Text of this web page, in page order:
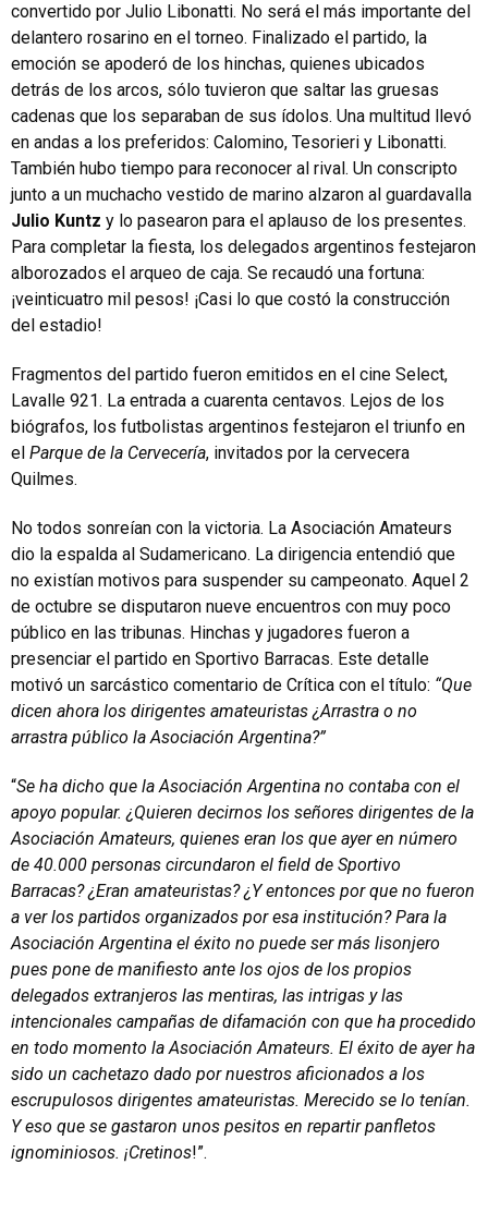
convertido por Julio Libonatti. No será el más importante del
delantero rosarino en el torneo. Finalizado el partido, la
emoción se apoderó de los hinchas, quienes ubicados
detrás de los arcos, sólo tuvieron que saltar las gruesas
cadenas que los separaban de sus ídolos. Una multitud llevó
en andas a los preferidos: Calomino, Tesorieri y Libonatti.
También hubo tiempo para reconocer al rival. Un conscripto
junto a un muchacho vestido de marino alzaron al guardavalla
Julio Kuntz y lo pasearon para el aplauso de los presentes.
Para completar la fiesta, los delegados argentinos festejaron
alborozados el arqueo de caja. Se recaudó una fortuna:
¡veinticuatro mil pesos! ¡Casi lo que costó la construcción
del estadio!
Fragmentos del partido fueron emitidos en el cine Select,
Lavalle 921. La entrada a cuarenta centavos. Lejos de los
biógrafos, los futbolistas argentinos festejaron el triunfo en
el Parque de la Cervecería, invitados por la cervecera
Quilmes.
No todos sonreían con la victoria. La Asociación Amateurs
dio la espalda al Sudamericano. La dirigencia entendió que
no existían motivos para suspender su campeonato. Aquel 2
de octubre se disputaron nueve encuentros con muy poco
público en las tribunas. Hinchas y jugadores fueron a
presenciar el partido en Sportivo Barracas. Este detalle
motivó un sarcástico comentario de Crítica con el título: “Que
dicen ahora los dirigentes amateuristas ¿Arrastra o no
arrastra público la Asociación Argentina?”
“Se ha dicho que la Asociación Argentina no contaba con el
apoyo popular. ¿Quieren decirnos los señores dirigentes de la
Asociación Amateurs, quienes eran los que ayer en número
de 40.000 personas circundaron el field de Sportivo
Barracas? ¿Eran amateuristas? ¿Y entonces por que no fueron
a ver los partidos organizados por esa institución? Para la
Asociación Argentina el éxito no puede ser más lisonjero
pues pone de manifiesto ante los ojos de los propios
delegados extranjeros las mentiras, las intrigas y las
intencionales campañas de difamación con que ha procedido
en todo momento la Asociación Amateurs. El éxito de ayer ha
sido un cachetazo dado por nuestros aficionados a los
escrupulosos dirigentes amateuristas. Merecido se lo tenían.
Y eso que se gastaron unos pesitos en repartir panfletos
ignominiosos. ¡Cretinos!”.